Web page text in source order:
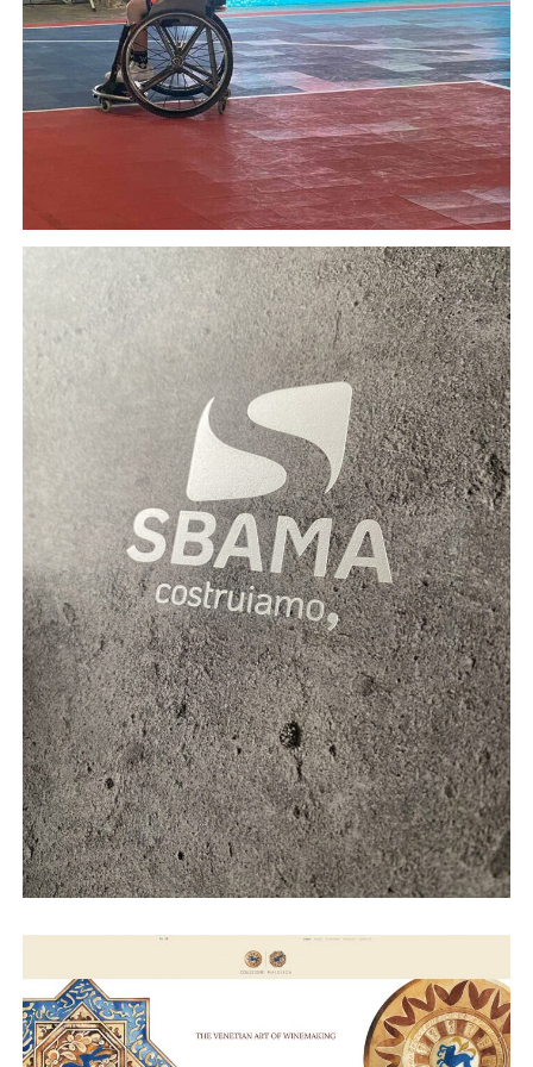
SBAMA – nuova brochure
confezionate con filo singer
ArziSAI – vetrofanie nuova sede
cavazza – maiolica wine